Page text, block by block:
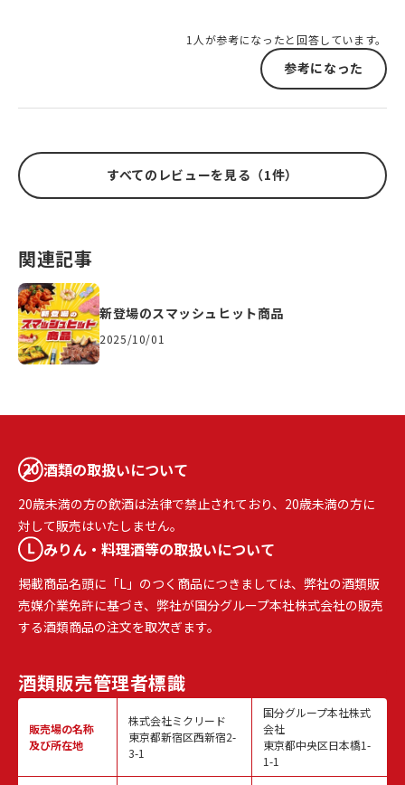
1人が参考になったと回答しています。
参考になった
すべてのレビューを見る（1件）
関連記事
新登場のスマッシュヒット商品
2025/10/01
酒類の取扱いについて
20歳未満の方の飲酒は法律で禁止されており、20歳未満の方に
対して販売はいたしません。
みりん・料理酒等の取扱いについて
掲載商品名頭に「L」のつく商品につきましては、弊社の酒類販
売媒介業免許に基づき、弊社が国分グループ本社株式会社の販売
する酒類商品の注文を取次ぎます。
酒類販売管理者標識
販売場の名称
及び所在地
株式会社ミクリード
東京都新宿区西新宿2-
3-1
国分グループ本社株式
会社
東京都中央区日本橋1-
1-1